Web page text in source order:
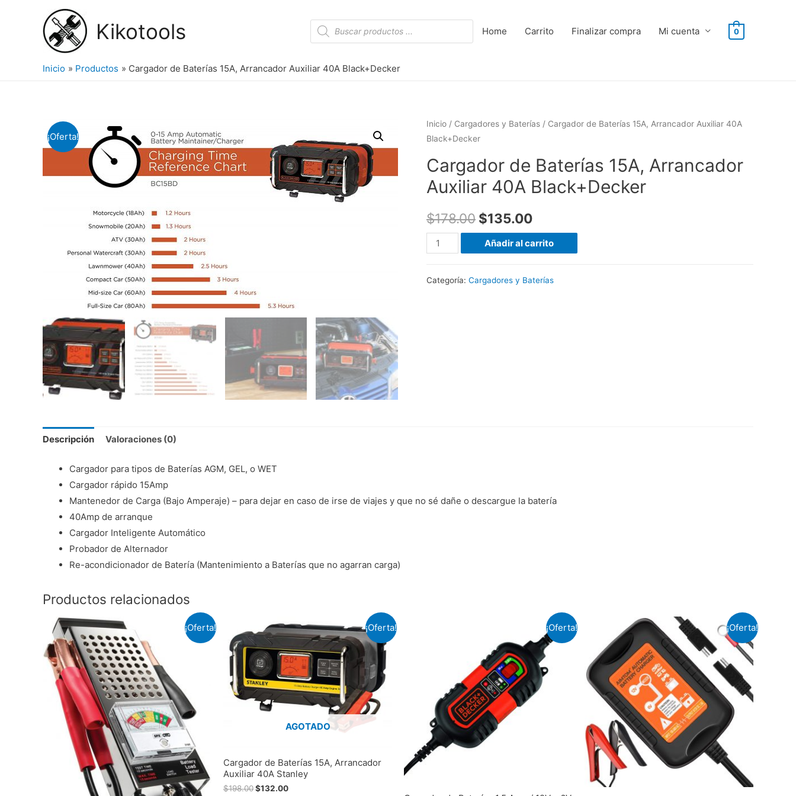
Kikotools Búsqueda
de
productos
Home Carrito Finalizar compra Mi cuenta 0
Inicio Productos Cargador de Baterías 15A, Arrancador Auxiliar 40A Black+Decker
¡Oferta!
Inicio / Cargadores y Baterías / Cargador de Baterías 15A, Arrancador Auxiliar 40A
Black+Decker
Cargador de Baterías 15A, Arrancador
Auxiliar 40A Black+Decker
$178.00 $135.00
Cargador
de
Añadir al carrito
Categoría: Cargadores y Baterías
Descripción Valoraciones (0)
Cargador para tipos de Baterías AGM, GEL, o WET
Cargador rápido 15Amp
Mantenedor de Carga (Bajo Amperaje) – para dejar en caso de irse de viajes y que no sé dañe o descargue la batería
40Amp de arranque
Cargador Inteligente Automático
Probador de Alternador
Re-acondicionador de Batería (Mantenimiento a Baterías que no agarran carga)
Productos relacionados
¡Oferta! ¡Oferta!
AGOTADO
Cargador de Baterías 15A, Arrancador
Auxiliar 40A Stanley
$198.00$132.00
¡Oferta! ¡Oferta!